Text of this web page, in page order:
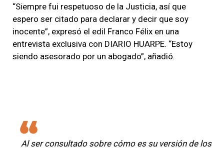
“Siempre fui respetuoso de la Justicia, así que
espero ser citado para declarar y decir que soy
inocente”, expresó el edil Franco Félix en una
entrevista exclusiva con DIARIO HUARPE. “Estoy
siendo asesorado por un abogado”, añadió.
Al ser consultado sobre cómo es su versión de los